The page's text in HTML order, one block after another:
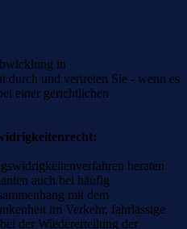
in
durch und vertreten Sie - wenn es
einer gerichtlichen
beraten
auch bei häufig
mit dem
im Verkehr, fahrlässige
der Wiedererteilung der